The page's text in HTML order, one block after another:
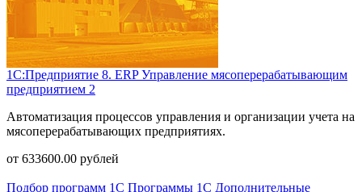
1С:Предприятие 8. ERP Управление мясоперерабатывающим
предприятием 2
Автоматизация процессов управления и организации учета на
мясоперерабатывающих предприятиях.
от 633600.00 рублей
Подбор программ 1С Программы 1С Дополнительные